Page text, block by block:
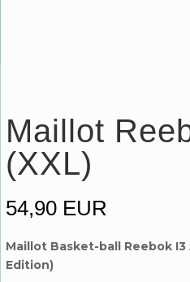
Maillot
(XXL)
54,90 EUR
Maillot Basket-ball Reebok
Edition)